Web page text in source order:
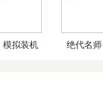
模拟装机 绝代名师